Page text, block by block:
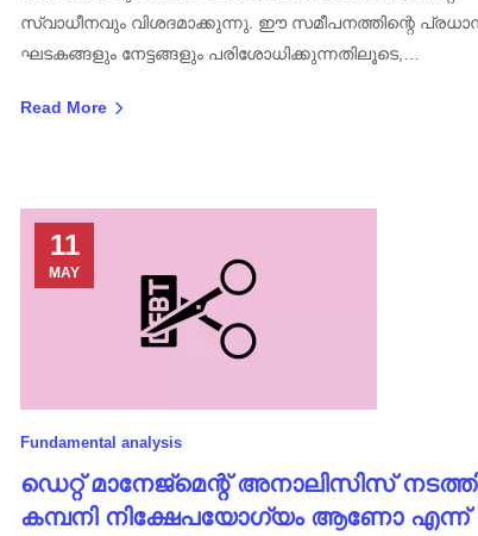
സ്വാധീനവും വിശദമാക്കുന്നു. ഈ സമീപനത്തിന്റെ
ഘടകങ്ങളും നേട്ടങ്ങളും പരിശോധിക്കുന്നതിലൂടെ,…
Read More
11
MAY
Fundamental analysis
ഡെറ്റ് മാനേജ്മെന്റ് അനാലിസിസ്
കമ്പനി നിക്ഷേപയോഗ്യം ആണോ എന്ന്